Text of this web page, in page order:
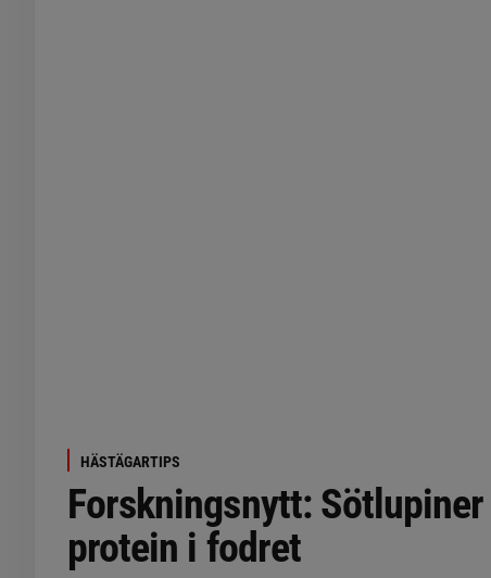
HÄSTÄGARTIPS
Forskningsnytt:
protein i fodret